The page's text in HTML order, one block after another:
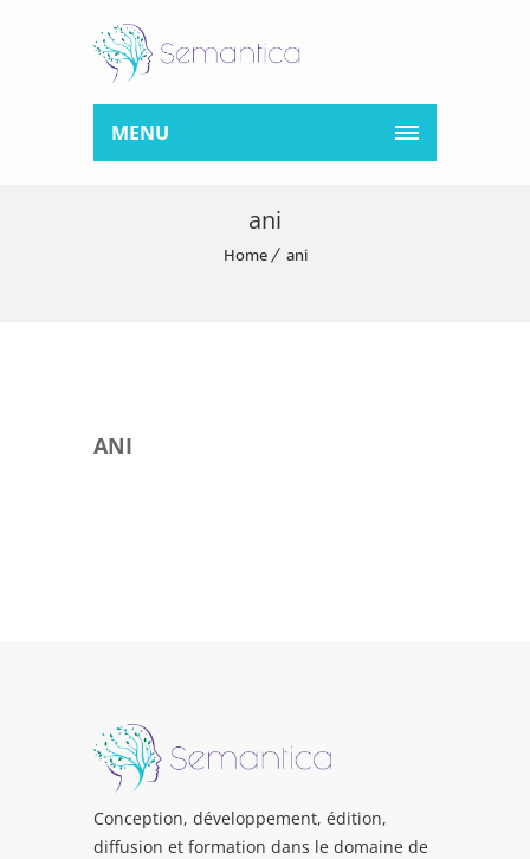
MENU
ani
Home ani
ANI
Conception, développement, édition,
diffusion et formation dans le domaine de